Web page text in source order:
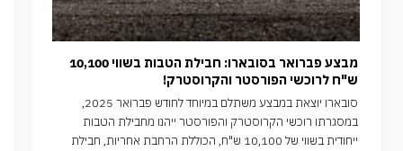
מבצע פברואר בסובארו: חבילת הטבות בשווי 10,100
ש"ח לרוכשי הפורסטר והקרוסטרק!
סובארו יוצאת במבצע משתלם במיוחד לחודש פברואר 2025,
במסגרתו רוכשי הקרוסטרק והפורסטר ייהנו מחבילת הטבות
ייחודית בשווי של 10,100 ש"ח, הכוללת הרחבת אחריות, חבילת